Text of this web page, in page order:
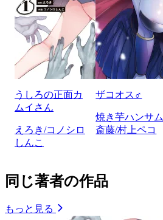
うしろの正面カ
ムイさん
えろき/コノシロ
しんこ
ザコオス♂
焼き芋ハンサム
斎藤/村上ペコ
同じ著者の作品
もっと見る